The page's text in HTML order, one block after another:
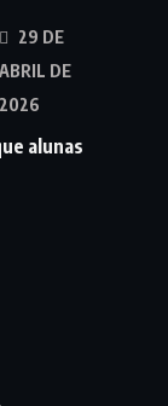
29 DE
ABRIL DE
2026
alunas